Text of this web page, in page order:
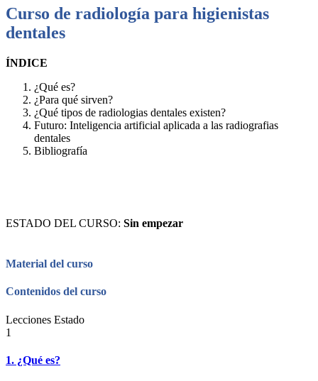
Curso de radiología para higienistas
dentales
ÍNDICE
¿Qué es?
¿Para qué sirven?
¿Qué tipos de radiologias dentales existen?
Futuro: Inteligencia artificial aplicada a las radiografias
dentales
Bibliografía
ESTADO DEL CURSO: Sin empezar
Material del curso
Contenidos del curso
Lecciones Estado
1
1. ¿Qué es?